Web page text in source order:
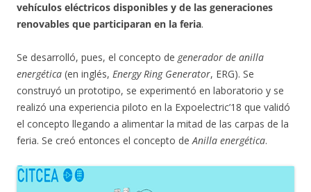
vehículos eléctricos disponibles y de las generaciones
renovables que participaran en la feria.
Se desarrolló, pues, el concepto de generador de anilla
energética (en inglés, Energy Ring Generator, ERG). Se
construyó un prototipo, se experimentó en laboratorio y se
realizó una experiencia piloto en la Expoelectric’18 que validó
el concepto llegando a alimentar la mitad de las carpas de la
feria. Se creó entonces el concepto deAnilla energética.